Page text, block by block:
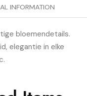
INFORMATION
bloemendetails.
elegantie in elke